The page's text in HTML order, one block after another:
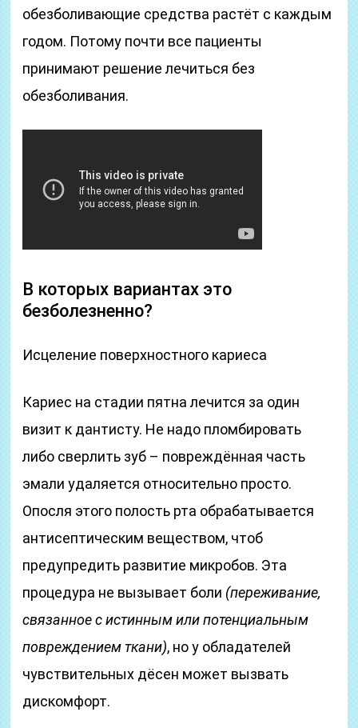
обезболивающие средства растёт с каждым
годом. Потому почти все пациенты
принимают решение лечиться без
обезболивания.
В которых вариантах это
безболезненно?
Исцеление поверхностного кариеса
Кариес на стадии пятна лечится за один
визит к дантисту. Не надо пломбировать
либо сверлить зуб – повреждённая часть
эмали удаляется относительно просто.
Опосля этого полость рта обрабатывается
антисептическим веществом, чтоб
предупредить развитие микробов. Эта
процедура не вызывает боли (переживание,
связанное с истинным или потенциальным
повреждением ткани), но у обладателей
чувствительных дёсен может вызвать
дискомфорт.